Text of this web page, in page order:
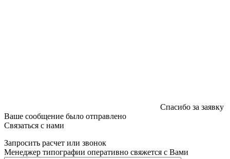
Спасибо за заявку
Ваше сообщение было отправлено
Связаться с нами
Запросить расчет или звонок
Менеджер типографии оперативно свяжется с Вами